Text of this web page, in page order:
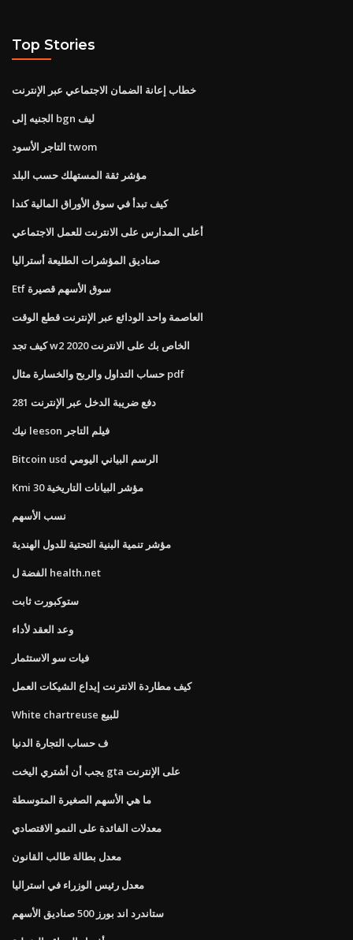
Top Stories
خطاب إعانة الضمان الاجتماعي عبر الإنترنت
الجنيه إلى bgn ليف
التاجر الأسود twom
مؤشر ثقة المستهلك حسب البلد
كيف تبدأ في سوق الأوراق المالية كندا
أعلى المدارس على الانترنت للعمل الاجتماعي
صناديق المؤشرات الطليعة أستراليا
Etf سوق الأسهم قصيرة
العاصمة واحد الودائع عبر الإنترنت قطع الوقت
كيف تجد w2 الخاص بك على الانترنت 2020
حساب التداول والربح والخسارة مثال pdf
281 دفع ضريبة الدخل عبر الإنترنت
نيك leeson فيلم التاجر
Bitcoin usd الرسم البياني اليومي
Kmi 30 مؤشر البيانات التاريخية
نسب الأسهم
مؤشر تنمية البنية التحتية للدول الهندية
الفضة ل health.net
ستوكبورت ثابت
وعد العقد لأداء
فيات سو الاستثمار
كيف مطاردة الانترنت إيداع الشيكات العمل
White chartreuse للبيع
ف حساب التجارة الدنيا
يجب أن أشتري اليخت gta على الإنترنت
ما هي الأسهم الصغيرة المتوسطة
معدلات الفائدة على النمو الاقتصادي
معدل بطالة طالب القانون
معدل رئيس الوزراء في استراليا
ستاندرد اند بورز 500 صناديق الأسهم